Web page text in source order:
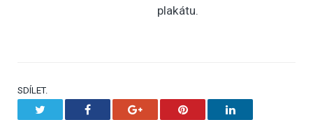
plakátu.
SDÍLET.
Facebook Google+ Pinterest LinkedIn